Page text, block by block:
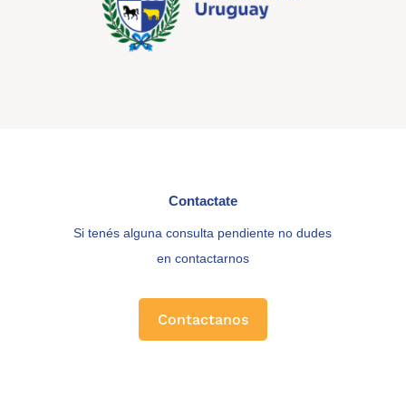
Contactate
Si tenés alguna consulta pendiente no dudes
en contactarnos
Contactanos